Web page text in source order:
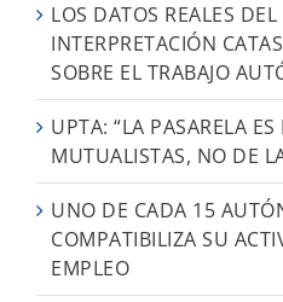
LOS DATOS REALES
INTERPRETACIÓN
SOBRE EL TRABAJO
UPTA: “LA PASARELA ES
MUTUALISTAS, NO DE
UNO DE CADA 15
COMPATIBILIZA SU
EMPLEO